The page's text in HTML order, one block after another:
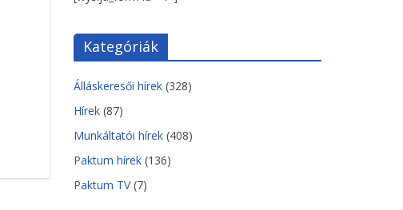
Kategóriák
Álláskeresői hírek (328)
Hírek (87)
Munkáltatói hírek (408)
Paktum hírek (136)
Paktum TV(7)